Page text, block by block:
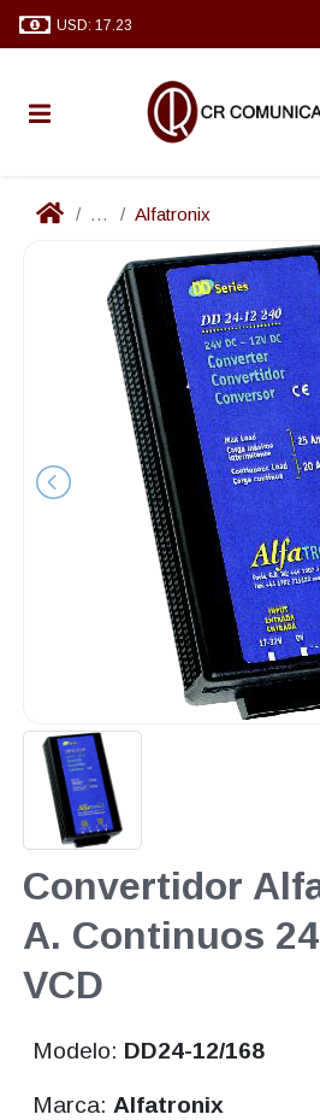
USD: 17.23
... Alfatronix
Convertidor
A. Continuos
VCD
Modelo: DD24-12/168
Marca: Alfatronix